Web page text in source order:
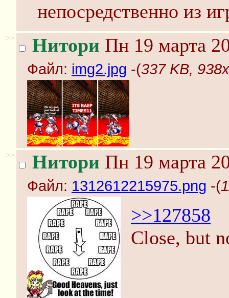
непосредственно из
>> Нитори Пн 19 марта
Файл: img2.jpg -(337 KB,
>> Нитори Пн 19 марта
Файл: 1312612215975.png -(
>>127858
Close, but